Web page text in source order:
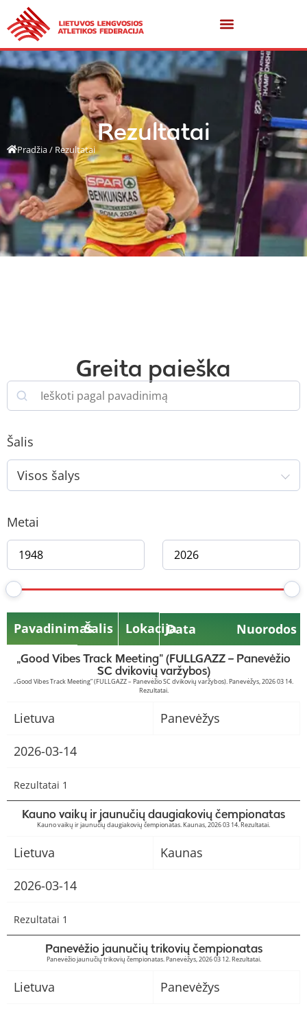
Rezultatai
Pradžia/ Rezultatai
Greita paieška
Šalis
Visos šalys
Metai
PavadinimasŠalis LokacijaData Nuorodos
„Good Vibes Track Meeting” (FULLGAZZ – Panevėžio
SC dvikovių varžybos)
„Good Vibes Track Meeting” (FULLGAZZ – Panevėžio SC dvikovių varžybos). Panevėžys, 2026 03 14.
Rezultatai.
Lietuva
Panevėžys
2026-03-14
Rezultatai 1
Kauno vaikų ir jaunučių daugiakovių čempionatas
Kauno vaikų ir jaunučių daugiakovių čempionatas. Kaunas, 2026 03 14. Rezultatai.
Lietuva
Kaunas
2026-03-14
Rezultatai 1
Panevėžio jaunučių trikovių čempionatas
Panevėžio jaunučių trikovių čempionatas. Panevėžys, 2026 03 12. Rezultatai.
Lietuva
Panevėžys